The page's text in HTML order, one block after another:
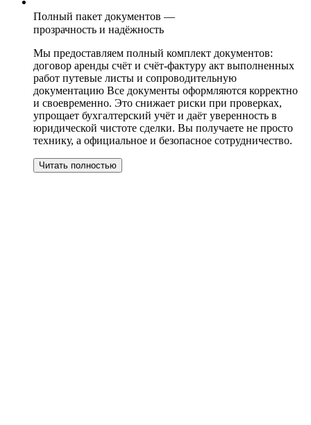
Полный пакет документов —
прозрачность и надёжность
Мы предоставляем полный комплект документов:
договор аренды счёт и счёт-фактуру акт выполненных
работ путевые листы и сопроводительную
документацию Все документы оформляются корректно
и своевременно. Это снижает риски при проверках,
упрощает бухгалтерский учёт и даёт уверенность в
юридической чистоте сделки. Вы получаете не просто
технику, а официальное и безопасное сотрудничество.
Читать полностью